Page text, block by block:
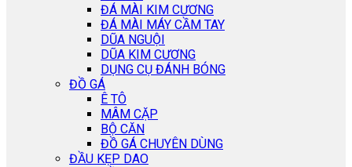
ĐÁ MÀI KIM CƯƠNG
ĐÁ MÀI MÁY CẦM TAY
DŨA NGUỘI
DŨA KIM CƯƠNG
DỤNG CỤ ĐÁNH BÓNG
ĐỒ GÁ
Ê TÔ
MÂM CẶP
BỘ CĂN
ĐỒ GÁ CHUYÊN DÙNG
ĐẦU KẸP DAO